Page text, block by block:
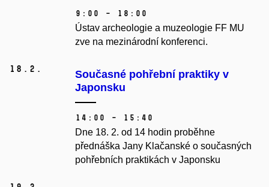
9:00 – 18:00
Ústav archeologie a muzeologie FF MU
zve na mezinárodní konferenci.
18. 2.
Současné pohřební praktiky v
Japonsku
14:00 – 15:40
Dne 18. 2. od 14 hodin proběhne
přednáška Jany Klačanské o současných
pohřebních praktikách v Japonsku